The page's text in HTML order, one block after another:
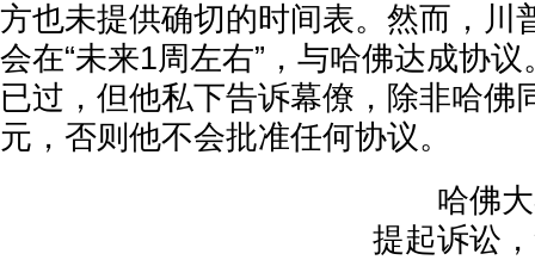
方也未提供确切的时间表。然而，川
会在“未来1周左右”，与哈佛达成协
已过，但他私下告诉幕僚，除非哈佛
元，否则他不会批准任何协议。
哈佛大
提起诉讼